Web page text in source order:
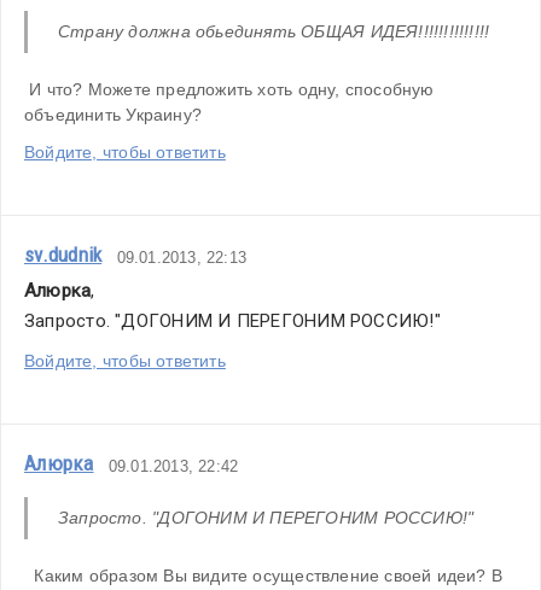
Страну должна обьединять ОБЩАЯ ИДЕЯ!!!!!!!!!!!!!!
объединить Украину?
Войдите, чтобы ответить
sv.dudnik 09.01.2013, 22:13
Алюрка,
Запросто. "ДОГОНИМ И ПЕРЕГОНИМ РОССИЮ!"
Войдите, чтобы ответить
Алюрка 09.01.2013, 22:42
Запросто. "ДОГОНИМ И ПЕРЕГОНИМ РОССИЮ!"
Каким образом Вы видите осуществление своей идеи? В